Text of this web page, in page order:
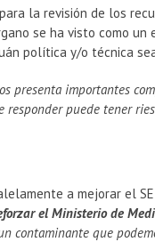
la revisión de los
se ha visto como
política y/o técnica
presenta importantes
puede tener
a mejorar el
el Ministerio de
contaminante que